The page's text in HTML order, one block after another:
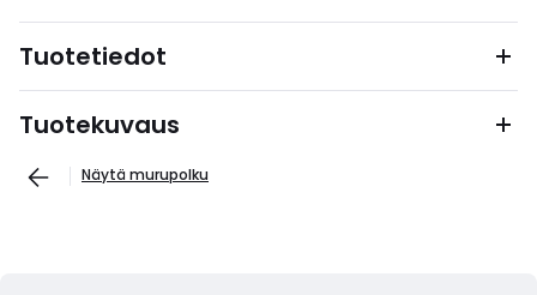
Tuotetiedot
Tuotekuvaus
Näytä murupolku